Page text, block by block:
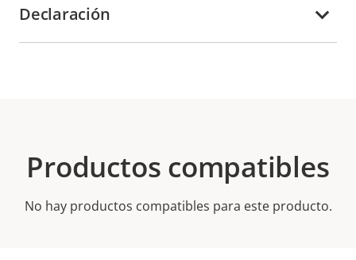
Declaración
Productos compatibles
No hay productos compatibles para este producto.